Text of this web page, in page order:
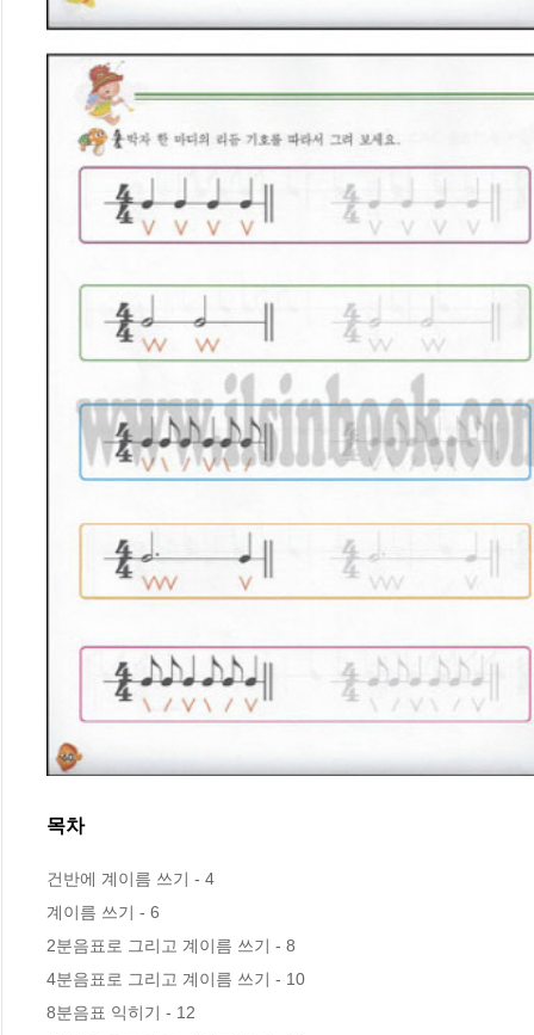
목차
건반에 계이름 쓰기 - 4
계이름 쓰기 - 6
2분음표로 그리고 계이름 쓰기 - 8
4분음표로 그리고 계이름 쓰기 - 10
8분음표 익히기 - 12